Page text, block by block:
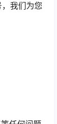
我们为您